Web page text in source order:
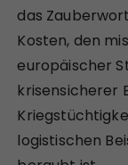
das
Kosten, den
europäischer
krisensicherer
logistischen